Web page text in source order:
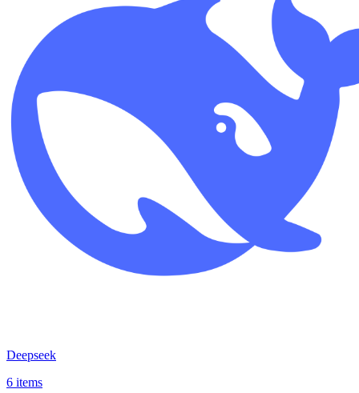
Deepseek
6 items